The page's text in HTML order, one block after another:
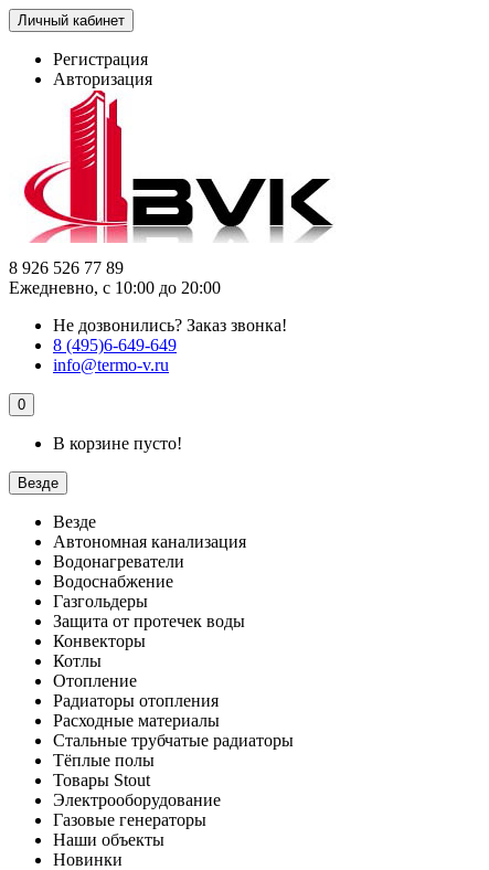
Личный кабинет
Регистрация
Авторизация
8 926 526 77 89
Ежедневно, с 10:00 до 20:00
Не дозвонились? Заказ звонка!
8 (495)6-649-649
info@termo-v.ru
0
В корзине пусто!
Везде
Везде
Автономная канализация
Водонагреватели
Водоснабжение
Газгольдеры
Защита от протечек воды
Конвекторы
Котлы
Отопление
Радиаторы отопления
Расходные материалы
Стальные трубчатые радиаторы
Тёплые полы
Товары Stout
Электрооборудование
Газовые генераторы
Наши объекты
Новинки